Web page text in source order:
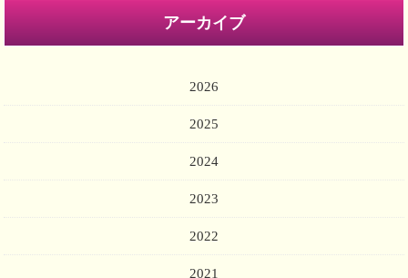
アーカイブ
2026
2025
2024
2023
2022
2021